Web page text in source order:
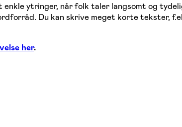
enkle ytringer, når folk taler langsomt og
Du kan skrive meget korte tekster,
her.